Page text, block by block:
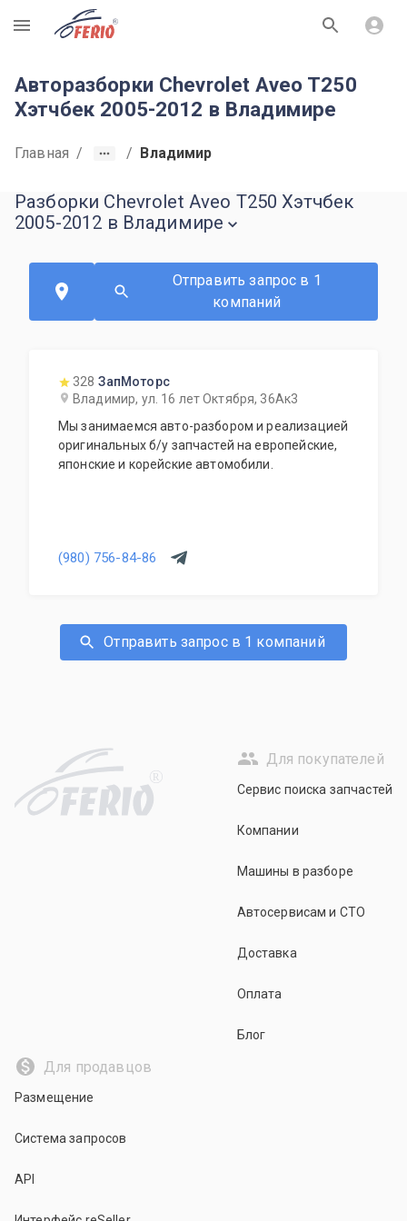
R
Авторазборки Chevrolet Aveo T250
Хэтчбек 2005-2012 в Владимире
Главная / / Владимир
Разборки Chevrolet Aveo T250 Хэтчбек
2005-2012 в Владимире
Отправить запрос в 1
компаний
328 ЗапМоторс
Владимир, ул. 16 лет Октября, 36Ак3
Мы занимаемся авто-разбором и реализацией
оригинальных б/у запчастей на европейские,
японские и корейские автомобили.
(980) 756-84-86
Отправить запрос в 1 компаний
R
Для покупателей
Сервис поиска запчастей
Компании
Машины в разборе
Автосервисам и СТО
Доставка
Оплата
Блог
Для продавцов
Размещение
Система запросов
API